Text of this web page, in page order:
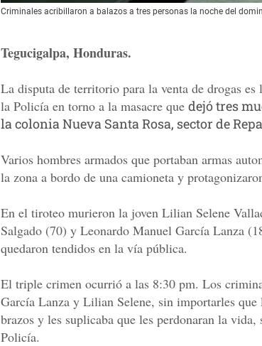
Criminales acribillaron a balazos a tres personas la noche del
Tegucigalpa, Honduras.
La disputa de territorio para la venta de drogas
la Policía en torno a la masacre que dejó tres
la colonia Nueva Santa Rosa, sector de
Varios hombres armados que portaban armas
la zona a bordo de una camioneta y
En el tiroteo murieron la joven Lilian Selene
Salgado (70) y Leonardo Manuel García Lanza
quedaron tendidos en la vía pública.
El triple crimen ocurrió a las 8:30 pm. Los
García Lanza y Lilian Selene, sin importarles
brazos y les suplicaba que les perdonaran la
Policía.